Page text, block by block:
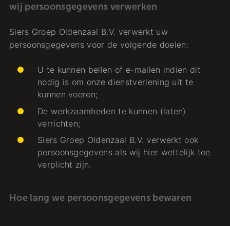
wij persoonsgegevens verwerken
Siers Groep Oldenzaal B.V. verwerkt uw
persoonsgegevens voor de volgende doelen:
U te kunnen bellen of e-mailen indien dit
nodig is om onze dienstverlening uit te
kunnen voeren;
De werkzaamheden te kunnen (laten)
verrichten;
Siers Groep Oldenzaal B.V. verwerkt ook
persoonsgegevens als wij hier wettelijk toe
verplicht zijn.
Hoe lang we persoonsgegevens bewaren